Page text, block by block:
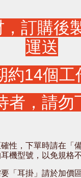
訂購後
運送
約14個工
者，請勿
性，下單時請在「
耳機型號，以免規格
「耳掛」請於加價